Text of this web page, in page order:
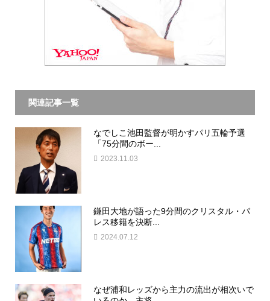
関連記事一覧
なでしこ池田監督が明かすパリ五輪予選
「75分間のボー...
2023.11.03
鎌田大地が語った9分間のクリスタル・パ
レス移籍を決断...
2024.07.12
なぜ浦和レッズから主力の流出が相次いで